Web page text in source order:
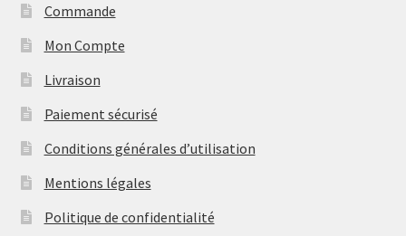
Commande
Mon Compte
Livraison
Paiement sécurisé
Conditions générales d’utilisation
Mentions légales
Politique de confidentialité